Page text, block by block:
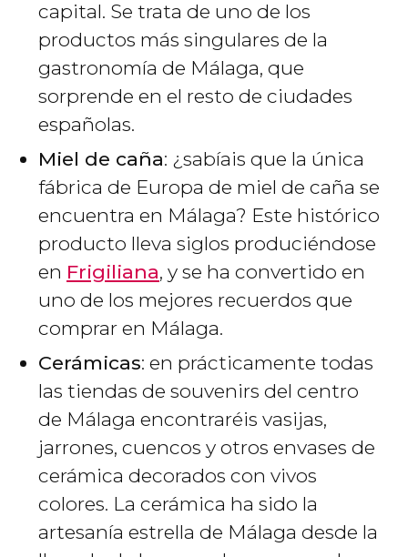
capital. Se trata de uno de los
productos más singulares de la
gastronomía de Málaga, que
sorprende en el resto de ciudades
españolas.
Miel de caña: ¿sabíais que la única
fábrica de Europa de miel de caña se
encuentra en Málaga? Este histórico
producto lleva siglos produciéndose
en Frigiliana, y se ha convertido en
uno de los mejores recuerdos que
comprar en Málaga.
Cerámicas: en prácticamente todas
las tiendas de souvenirs del centro
de Málaga encontraréis vasijas,
jarrones, cuencos y otros envases de
cerámica decorados con vivos
colores. La cerámica ha sido la
artesanía estrella de Málaga desde la